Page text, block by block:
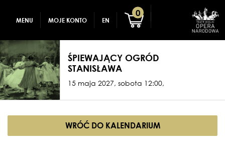
MENU MOJE KONTO EN
0
DLA DZIECI
ZALOGUJ
ŚPIEWAJĄCY OGRÓD
STANISŁAWA
15 maja 2027, sobota 12:00,
WRÓĆ DO KALENDARIUM